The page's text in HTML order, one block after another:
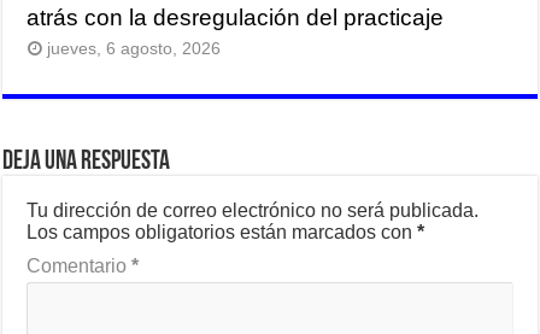
atrás con la desregulación del practicaje
jueves, 6 agosto, 2026
Deja una respuesta
Tu dirección de correo electrónico no será publicada.
Los campos obligatorios están marcados con*
Comentario*